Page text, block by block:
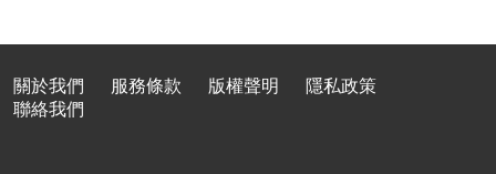
關於我們 服務條款 版權聲明
隱私政策
聯絡我們